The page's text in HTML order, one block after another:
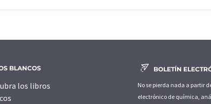
BLANCOS
los libros
BOLETÍN
No se pierda nada a partir
electrónico de química,